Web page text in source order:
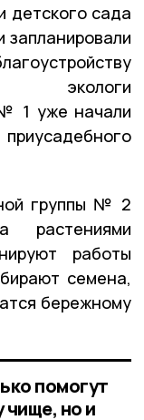
детского сада
запланировали
экологи
1 уже начали
группы № 2
работы
семена,
бережному
помогут
но и